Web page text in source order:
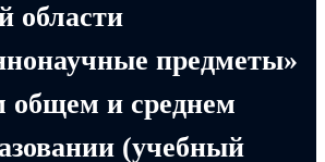
области
предметы»
общем и среднем
(учебный